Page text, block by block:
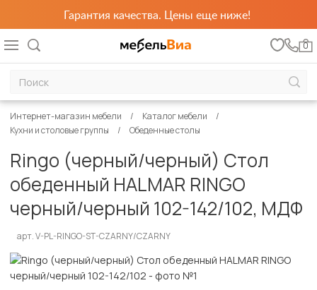
Гарантия качества. Цены еще ниже!
0
Интернет-магазин мебели
Каталог мебели
Кухни и столовые группы
Обеденные столы
Ringo (черный/черный) Стол
обеденный HALMAR RINGO
черный/черный 102-142/102, МДФ
арт. V-PL-RINGO-ST-CZARNY/CZARNY